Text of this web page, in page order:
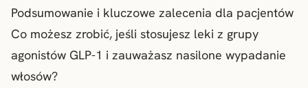
Podsumowanie i kluczowe zalecenia dla pacjentów
Co możesz zrobić, jeśli stosujesz leki z grupy
agonistów GLP-1 i zauważasz nasilone wypadanie
włosów?